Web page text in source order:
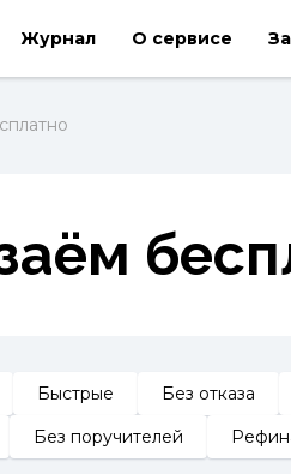
Журнал О сервисе
Быстрые Без отказа
Без поручителей